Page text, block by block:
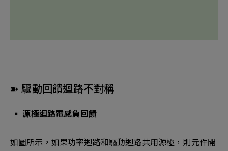
➽ 驅動回饋迴路不對稱
▪︎ 源極迴路電感負回饋
如圖所示，如果功率迴路和驅動迴路共用源極，則元件開